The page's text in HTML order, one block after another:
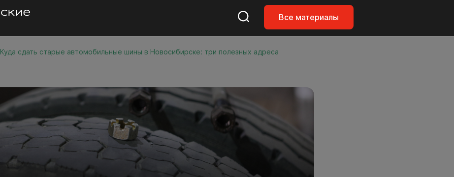
Все материалы
Куда сдать старые автомобильные шины в Новосибирске: три полезных адреса